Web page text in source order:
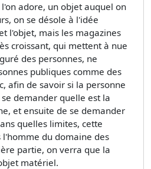
adore, un objet auquel on
on se désole à l'idée
l'objet, mais les magazines
croissant, qui mettent à nue
des personnes, ne
publiques comme des
afin de savoir si la personne
demander quelle est la
et ensuite de se demander
quelles limites, cette
du domaine des
partie, on verra que la
matériel.